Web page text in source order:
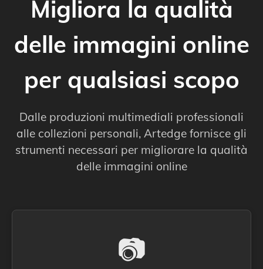
Migliora la qualità
delle immagini online
per qualsiasi scopo
Dalle produzioni multimediali professionali
alle collezioni personali, Artedge fornisce gli
strumenti necessari per migliorare la qualità
delle immagini online
📷